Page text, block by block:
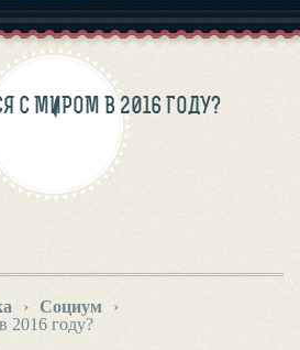
С МИРОМ В 2016 ГОДУ?
› Социум
›
2016 году?